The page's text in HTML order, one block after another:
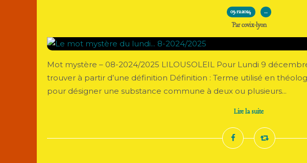
09.12.2024 …
Par covix-lyon
Mot mystère – 08-2024/2025 LILOUSOLEIL Pour Lundi 9
trouver à partir d’une définition Définition : Terme utilisé en
pour désigner une substance commune à deux ou plusieurs...
Lire la suite